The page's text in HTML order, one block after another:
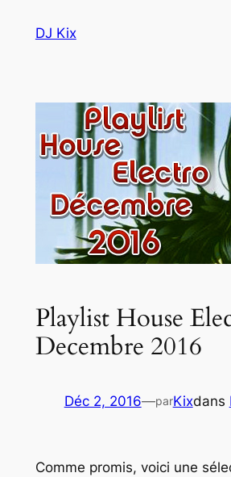
DJ Kix
Playlist House
Decembre 2016
Déc 2, 2016—parKixdans
Comme promis, voici une